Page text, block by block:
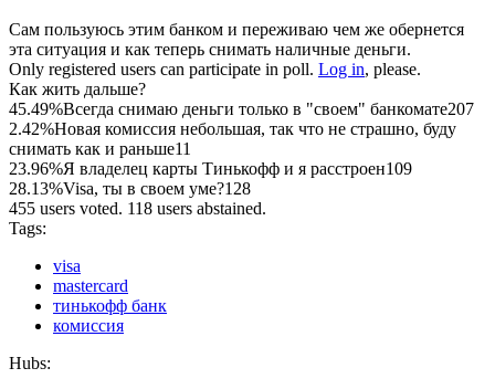
Сам пользуюсь этим банком и переживаю чем же обернется
эта ситуация и как теперь снимать наличные деньги.
Only registered users can participate in poll. Log in, please.
Как жить дальше?
45.49%Всегда снимаю деньги только в "своем" банкомате207
2.42%Новая комиссия небольшая, так что не страшно, буду
снимать как и раньше11
23.96%Я владелец карты Тинькофф и я расстроен109
28.13%Visa, ты в своем уме?128
455 users voted. 118 users abstained.
Tags:
visa
mastercard
тинькофф банк
комиссия
Hubs: